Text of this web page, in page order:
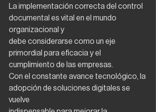
La implementación correcta del control
documental es vital en el mundo
organizacional y
debe considerarse como un eje
primordial para eficacia y el
cumplimiento de las empresas.
Con el constante avance tecnológico, la
adopción de soluciones digitales se
vuelve